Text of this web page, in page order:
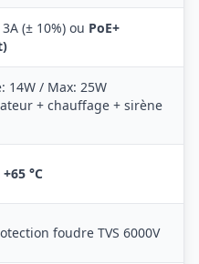
3A (± 10%) ou PoE+
14W / Max: 25W
+ chauffage + sirène
°C
foudre TVS 6000V